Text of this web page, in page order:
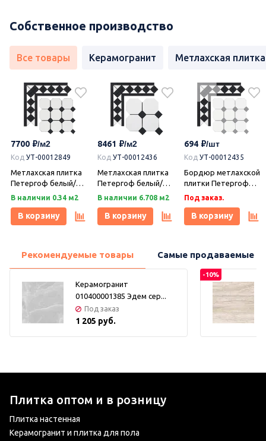
Собственное производство
Все товары Керамогранит Метлахская плитка
7700
Код УТ-00012849
Метлахская плитка
Петергоф белый/
черный (001/013)
(Керамарк)
В наличии 0.34 м2
В корзину
8461
Код УТ-00012436
Метлахская плитка
Петергоф белый/
черный (001/013)
(Керамарк)
В наличии 6.708 м2
В корзину
694
Код УТ-00012435
Бордюр метлахской
плитки Петергоф
белый/черный
(001/013) 30,9х15,8,
Keramark (Керамарк)
Под заказ.
В корзину
Рекомендуемые товары Самые продаваемые
Керамогранит
010400001385 Эдем сер...
Под заказ
1 205 руб.
-10%
Плитка оптом и в розницу
Плитка настенная
Керамогранит и плитка для пола